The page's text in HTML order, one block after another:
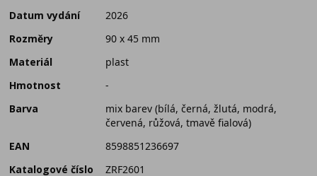
Datum vydání
2026
Rozměry
90 x 45 mm
Materiál
plast
Hmotnost
-
Barva
mix barev (bílá, černá, žlutá, modrá,
červená, růžová, tmavě fialová)
EAN
8598851236697
Katalogové číslo
ZRF2601